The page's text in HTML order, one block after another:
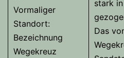
Vormaliger
Standort:
Bezeichnung
Wegekreuz
stark
Das